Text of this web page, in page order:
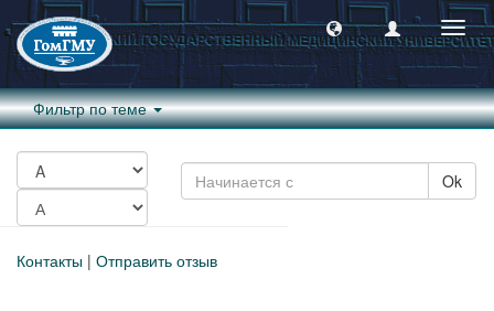
Фильтр по теме
Ok
Контакты | Отправить отзыв